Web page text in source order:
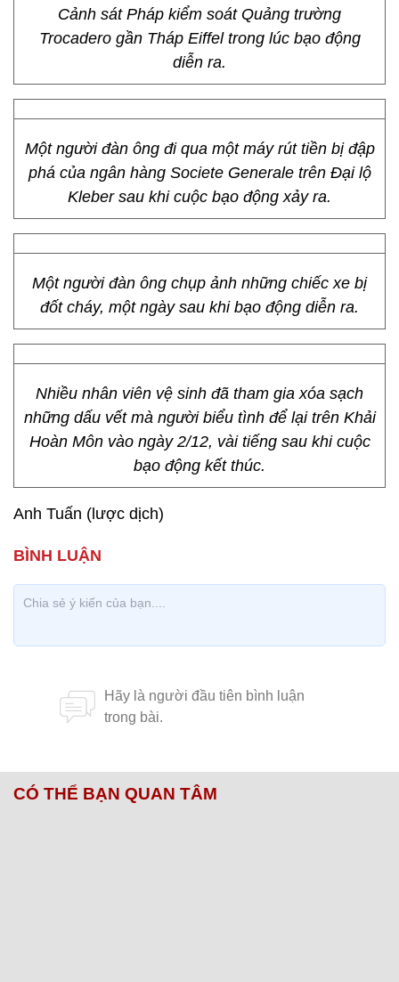
Cảnh sát Pháp kiểm soát Quảng trường
Trocadero gần Tháp Eiffel trong lúc bạo động
diễn ra.
Một người đàn ông đi qua một máy rút tiền bị đập
phá của ngân hàng Societe Generale trên Đại lộ
Kleber sau khi cuộc bạo động xảy ra.
Một người đàn ông chụp ảnh những chiếc xe bị
đốt cháy, một ngày sau khi bạo động diễn ra.
Nhiều nhân viên vệ sinh đã tham gia xóa sạch
những dấu vết mà người biểu tình để lại trên Khải
Hoàn Môn vào ngày 2/12, vài tiếng sau khi cuộc
bạo động kết thúc.
Anh Tuấn (lược dịch)
CÓ THỂ BẠN QUAN TÂM